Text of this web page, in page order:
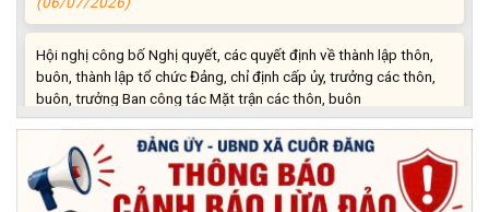
buôn, thành lập tổ chức Đảng, chỉ định cấp ủy, trưởng các thôn,
buôn, trưởng Ban công tác Mặt trận các thôn, buôn
Xã Cuôr Đăng đã tổ chức lễ kỷ niệm 85 năm Ngày truyền thống
Người cao tuổi Việt Nam (06/06/1941-06/06/2026) và tổ